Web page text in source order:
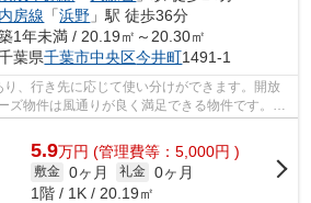
内房線 「浜野 」駅 徒歩36分
1年未満 / 20.19㎡～20.30㎡
葉県千葉市中央区今井町1491-1
、行き先に応じて使い分けができます。開放
ズ物件は風通りが良く満足できる物件です。通
良いアパー...
5.9万円 (管理費等：5,000円 )
敷金 0ヶ月 礼金 0ヶ月
1階 / 1K / 20.19㎡